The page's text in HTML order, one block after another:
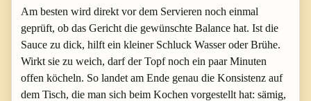
Am besten wird direkt vor dem Servieren noch einmal
geprüft, ob das Gericht die gewünschte Balance hat. Ist die
Sauce zu dick, hilft ein kleiner Schluck Wasser oder Brühe.
Wirkt sie zu weich, darf der Topf noch ein paar Minuten
offen köcheln. So landet am Ende genau die Konsistenz auf
dem Tisch, die man sich beim Kochen vorgestellt hat: sämig,